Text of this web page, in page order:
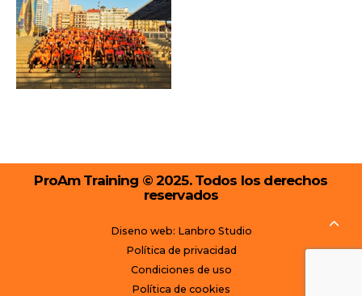
ProAm Training © 2025. Todos los derechos
reservados
Diseno web: Lanbro Studio
Política de privacidad
Condiciones de uso
Política de cookies